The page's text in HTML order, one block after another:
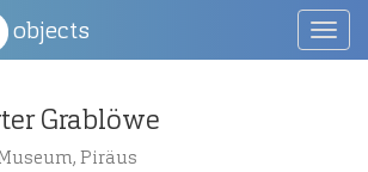
objects
Grablöwe
Piräus